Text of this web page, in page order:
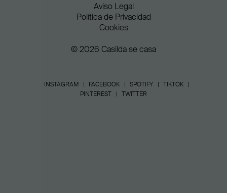
Aviso Legal
Política de Privacidad
Cookies
© 2026 Casilda se casa
INSTAGRAM FACEBOOK SPOTIFY
TIKTOK
PINTEREST
TWITTER